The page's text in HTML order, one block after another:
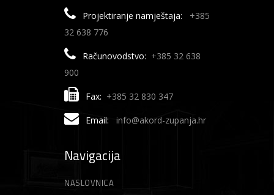
SJEKIRE
SKALPELI
ŠKARE
ŠKARE ZA BETONSKO ŽELJEZO
ŠKRIPCI/STEGE/POLUGE
ZIDARSKI ALATI
GLETERI
ŠKARE ZA LOZU
ŠKARE ZA ŽIVICU
ŠTIHAČE
TRAKTORSKE KOSILICE
TRIMERI
AKUMULATORSKI TRIMERI
MOTORNI TRIMERI
NITI ZA TRIMER
VILE
VRTNI SJEKAČI
Projektiranje namještaja:
+385
32 638 776
Računovodstvo: +385 32 638
900
Fax: +385 32 830 347
Email: info@akord-zupanja.hr
Navigacija
NASLOVNICA